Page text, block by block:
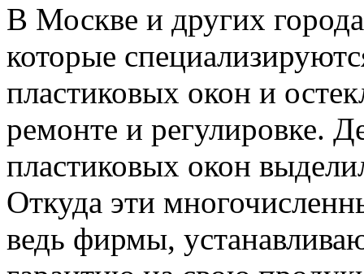
В Москве и других
которые
пластиковых окон и
ремонте и регулировке.
пластиковых окон
Откуда эти
ведь фирмы,